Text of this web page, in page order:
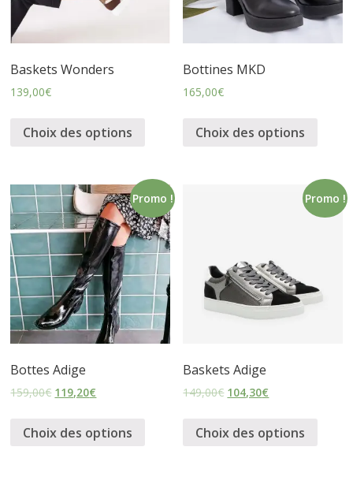
h
a
u
s
s
u
r
e
s
Baskets Wonders
139,00€
Choix des options
Bottines MKD
165,00€
Choix des options
Promo !
Bottes Adige
159,00€ 119,20€
Choix des options
Promo !
Baskets Adige
149,00€ 104,30€
Choix des options